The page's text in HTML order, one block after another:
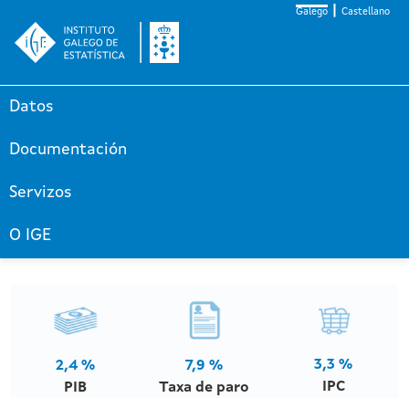
Galego Castellano
Datos
Documentación
Servizos
O IGE
2,4 %
PIB
7,9 %
Taxa de paro
3,3 %
IPC